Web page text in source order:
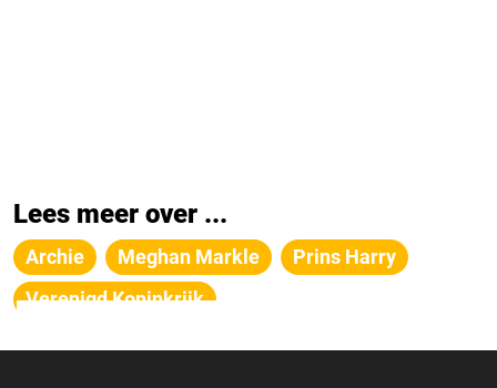
Lees meer over ...
Archie Meghan Markle
Prins Harry
Verenigd Koninkrijk